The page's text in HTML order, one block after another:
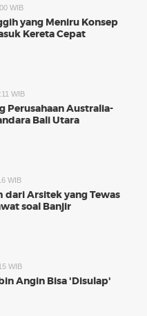
WIB
yang Meniru Konsep
Kereta Cepat
WIB
Perusahaan Australia-
Bali Utara
WIB
dari Arsitek yang Tewas
soal Banjir
WIB
Angin Bisa 'Disulap'